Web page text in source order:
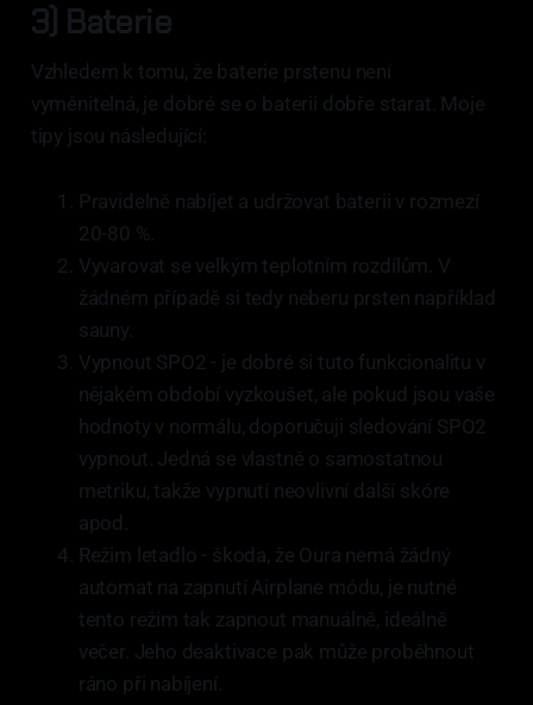
3) Baterie
Vzhledem k tomu, že baterie prstenu není
vyměnitelná, je dobré se o baterii dobře starat. Moje
tipy jsou následující:
Pravidelně nabíjet a udržovat baterii v rozmezí
20-80 %.
Vyvarovat se velkým teplotním rozdílům. V
žádném případě si tedy neberu prsten například
sauny.
Vypnout SPO2 - je dobré si tuto funkcionalitu v
nějakém období vyzkoušet, ale pokud jsou vaše
hodnoty v normálu, doporučuji sledování SPO2
vypnout. Jedná se vlastně o samostatnou
metriku, takže vypnutí neovlivní další skóre
apod.
Režim letadlo - škoda, že Oura nemá žádný
automat na zapnutí Airplane módu, je nutné
tento režim tak zapnout manuálně, ideálně
večer. Jeho deaktivace pak může proběhnout
ráno při nabíjení.